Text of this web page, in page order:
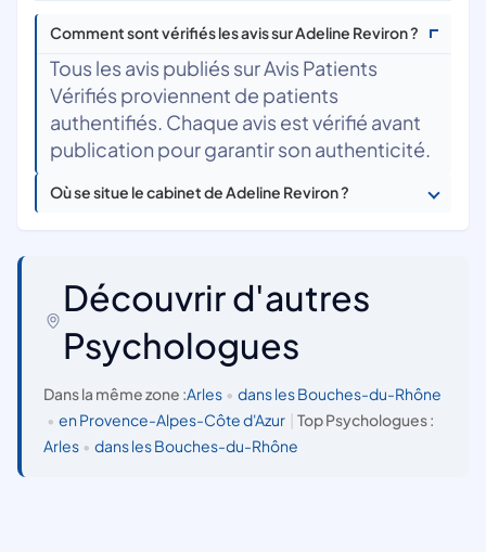
Comment sont vérifiés les avis sur Adeline Reviron ?
Tous les avis publiés sur Avis Patients
Vérifiés proviennent de patients
authentifiés. Chaque avis est vérifié avant
publication pour garantir son authenticité.
Où se situe le cabinet de Adeline Reviron ?
Découvrir d'autres
Psychologues
Dans la même zone :Arles • dans les Bouches-du-Rhône
• en Provence-Alpes-Côte d'Azur
Top Psychologues :
Arles • dans les Bouches-du-Rhône